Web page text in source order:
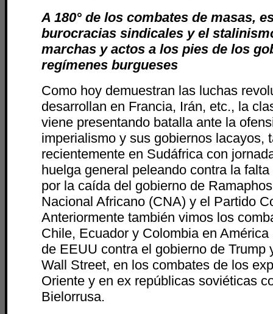
A 180° de los combates de masas,
burocracias sindicales y el
marchas y actos a los pies de los
regímenes burgueses
Como hoy demuestran las luchas
desarrollan en Francia, Irán, etc., la
viene presentando batalla ante la
imperialismo y sus gobiernos lacayos,
recientemente en Sudáfrica con
huelga general peleando contra la
por la caída del gobierno de
Nacional Africano (CNA) y el Partido
Anteriormente también vimos los
Chile, Ecuador y Colombia en
de EEUU contra el gobierno de Trump
Wall Street, en los combates de los
Oriente y en ex repúblicas soviéticas
Bielorrusa.